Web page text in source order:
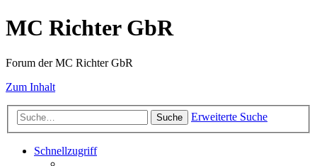
MC Richter GbR
Forum der MC Richter GbR
Zum Inhalt
Suche Erweiterte Suche
Schnellzugriff